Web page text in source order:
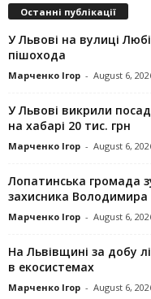
Останні публікації
У Львові на вулиці
пішохода
Марченко Ігор - August 6,
У Львові викрили
на хабарі 20 тис. грн
Марченко Ігор - August 6,
Лопатинська громада
захисника Володимира
Марченко Ігор - August 6,
На Львівщині за добу
в екосистемах
Марченко Ігор - August 6,